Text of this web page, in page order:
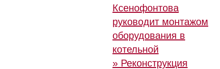
Ксенофонтова
руководит монтажом
оборудования в
котельной
» Реконструкция